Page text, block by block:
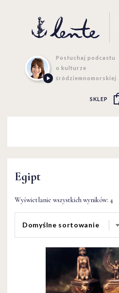
Posłuchaj podcastu
o kulturze
śródziemnomorskiej
SKLEP
Egipt
Wyświetlanie wszystkich wyników: 4